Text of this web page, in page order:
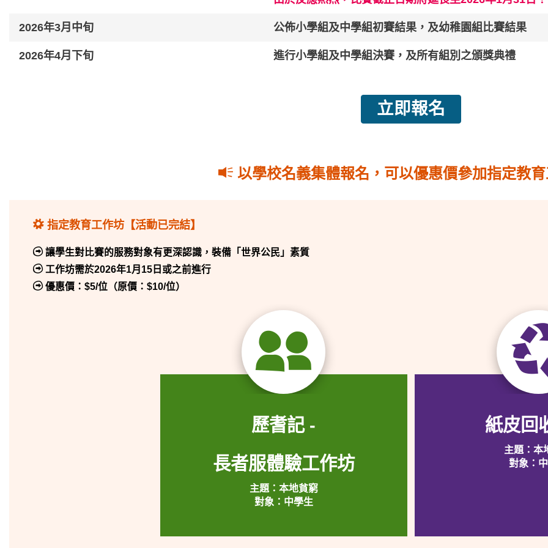
2026年3月中旬 公佈小學組及中學組初賽結果，及幼稚園組比賽結果
2026年4月下旬 進行小學組及中學組決賽，及所有組別之頒獎典禮
立即報名
以學校名義集體報名，可以優惠價參加指定教
指定教育工作坊【活動已完結】
讓學生對比賽的服務對象有更深認識，裝備「世界公民」素質
工作坊需於2026年1月15日或之前進行
優惠價：$5/位（原價：$10/位）
歷耆記 -
長者服體驗工作坊
主題：本地貧窮
對象：中學生
紙皮回
主題：本
對象：